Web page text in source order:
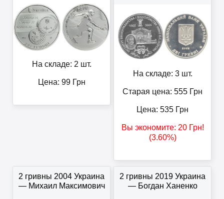
На складе: 2 шт.
Цена: 99Грн
На складе: 3 шт.
Старая цена: 555 Грн
Цена: 535 Грн
Вы экономите: 20Грн!
(3.60%)
2 гривны 2004 Украина
— Михаил Максимович
2 гривны 2019 Украина
— Богдан Ханенко